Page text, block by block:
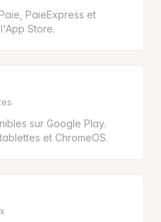
PaieExpress et
Store.
sur Google Play.
et ChromeOS.